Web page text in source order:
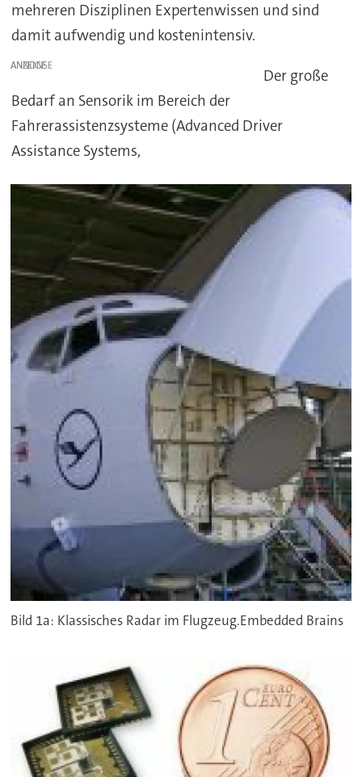
mehreren Disziplinen Expertenwissen und sind
damit aufwendig und kostenintensiv.
ANZEIGE
Der große
Bedarf an Sensorik im Bereich der
Fahrerassistenzsysteme (Advanced Driver
Assistance Systems,
Bild 1a: Klassisches Radar im Flugzeug.Embedded Brains